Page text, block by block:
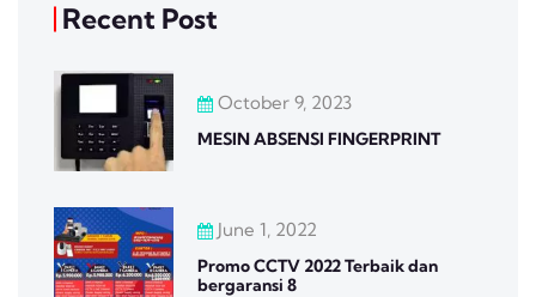
Recent Post
October 9, 2023
MESIN ABSENSI FINGERPRINT
June 1, 2022
Promo CCTV 2022 Terbaik dan
bergaransi 8